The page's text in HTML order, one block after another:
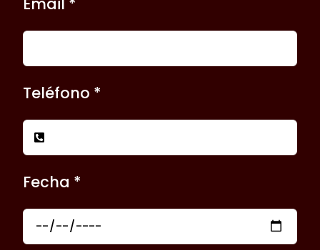
Teléfono *
Fecha *